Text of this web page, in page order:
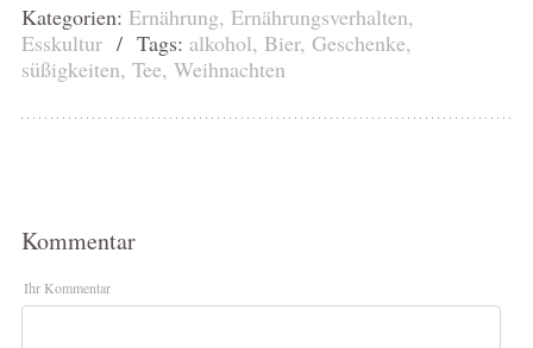
Kategorien: Ernährung, Ernährungsverhalten,
Esskultur/ Tags: alkohol, Bier, Geschenke,
süßigkeiten, Tee, Weihnachten
Kommentar
Ihr Kommentar